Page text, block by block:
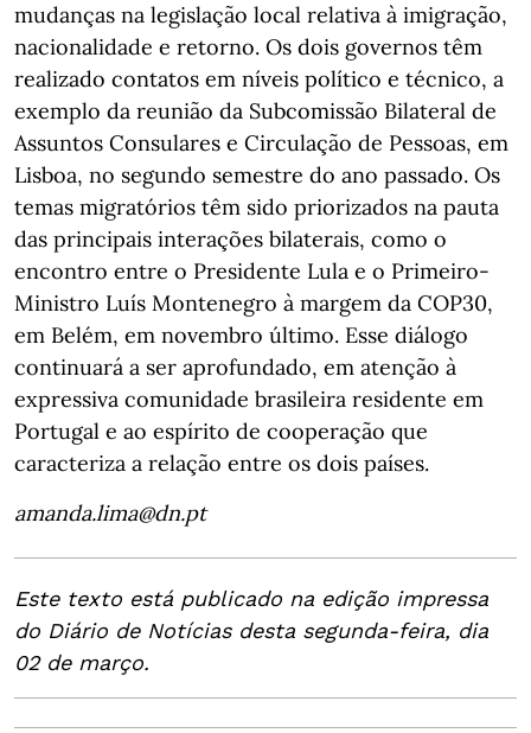
mudanças na legislação local relativa à imigração,
nacionalidade e retorno. Os dois governos têm
realizado contatos em níveis político e técnico, a
exemplo da reunião da Subcomissão Bilateral de
Assuntos Consulares e Circulação de Pessoas, em
Lisboa, no segundo semestre do ano passado. Os
temas migratórios têm sido priorizados na pauta
das principais interações bilaterais, como o
encontro entre o Presidente Lula e o Primeiro-
Ministro Luís Montenegro à margem da COP30,
em Belém, em novembro último. Esse diálogo
continuará a ser aprofundado, em atenção à
expressiva comunidade brasileira residente em
Portugal e ao espírito de cooperação que
caracteriza a relação entre os dois países.
amanda.lima@dn.pt
Este texto está publicado na edição impressa
do Diário de Notícias desta segunda-feira, dia
02 de março.